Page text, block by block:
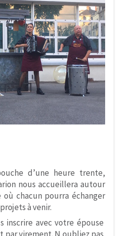
d’une heure trente,
nous accueillera autour
chacun pourra échanger
à venir.
inscrire avec votre épouse